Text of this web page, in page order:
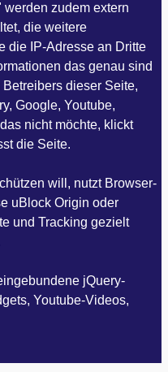
zudem extern
die weitere
die IP-Adresse an Dritte
das genau sind
dieser Seite,
Google, Youtube,
nicht möchte, klickt
die Seite.
will, nutzt Browser-
uBlock Origin oder
und Tracking gezielt
jQuery-
Youtube-Videos,